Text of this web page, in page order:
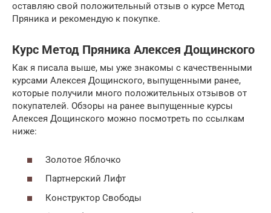
оставляю свой положительный отзыв о курсе Метод
Пряника и рекомендую к покупке.
Курс Метод Пряника Алексея Дощинского
Как я писала выше, мы уже знакомы с качественными
курсами Алексея Дощинского, выпущенными ранее,
которые получили много положительных отзывов от
покупателей. Обзоры на ранее выпущенные курсы
Алексея Дощинского можно посмотреть по ссылкам
ниже:
Золотое Яблочко
Партнерский Лифт
Конструктор Свободы